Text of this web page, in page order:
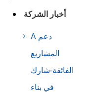
أخبار الشركة
A دعم
المشاريع
الفائقة-شارك
في بناء